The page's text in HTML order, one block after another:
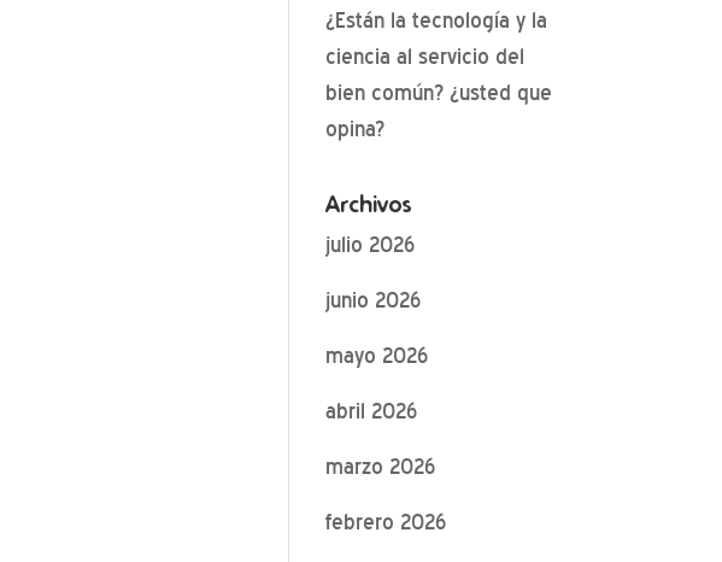
¿Están la tecnología y la
ciencia al servicio del
bien común? ¿usted que
opina?
Archivos
julio 2026
junio 2026
mayo 2026
abril 2026
marzo 2026
febrero 2026